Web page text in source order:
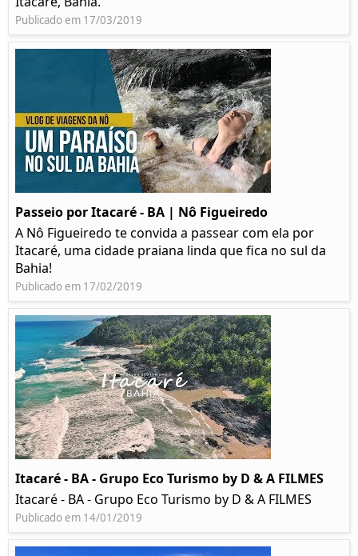
Publicado em 17/03/2019
Passeio por Itacaré - BA | Nô Figueiredo
A Nô Figueiredo te convida a passear com ela por
Itacaré, uma cidade praiana linda que fica no sul da
Bahia!
Publicado em 17/02/2019
Itacaré - BA - Grupo Eco Turismo by D & A FILMES
Itacaré - BA - Grupo Eco Turismo by D & A FILMES
Publicado em 14/01/2019